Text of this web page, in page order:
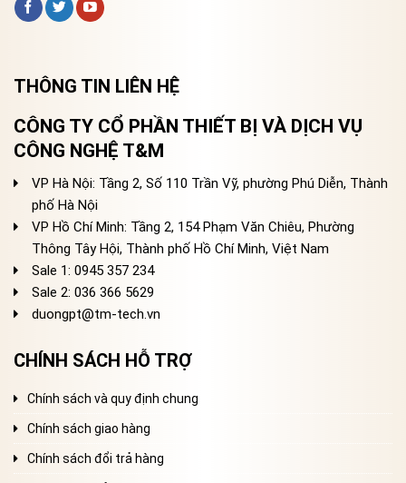
THÔNG TIN LIÊN HỆ
CÔNG TY CỔ PHẦN THIẾT BỊ VÀ DỊCH VỤ
CÔNG NGHỆ T&M
VP Hà Nội: Tầng 2, Số 110 Trần Vỹ, phường Phú Diễn, Thành
phố Hà Nội
VP Hồ Chí Minh: Tầng 2, 154 Phạm Văn Chiêu, Phường
Thông Tây Hội, Thành phố Hồ Chí Minh, Việt Nam
Sale 1: 0945 357 234
Sale 2: 036 366 5629
duongpt@tm-tech.vn
CHÍNH SÁCH HỖ TRỢ
Chính sách và quy định chung
Chính sách giao hàng
Chính sách đổi trả hàng